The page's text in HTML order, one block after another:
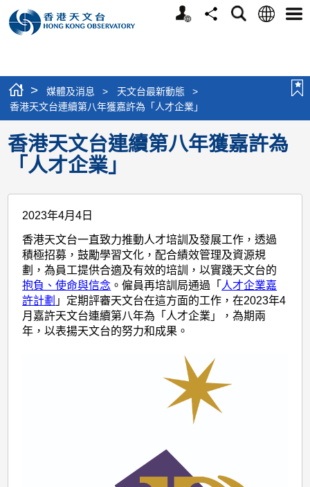
個
分
搜
語
選
> 媒體及消息 > 天文台最新動態
>
香港天文台連續第八年獲嘉許為「人才企業」
香港天文台連續第八年獲嘉許為
「人才企業」
2023年4月4日
香港天文台一直致力推動人才培訓及發展工作，透過
積極招募，鼓勵學習文化，配合績效管理及資源規
劃，為員工提供合適及有效的培訓，以實踐天文台的
抱負、使命與信念 。僱員再培訓局通過「 人才企業嘉
許計劃 」定期評審天文台在這方面的工作，在2023年4
月嘉許天文台連續第八年為「人才企業」，為期兩
年，以表揚天文台的努力和成果。